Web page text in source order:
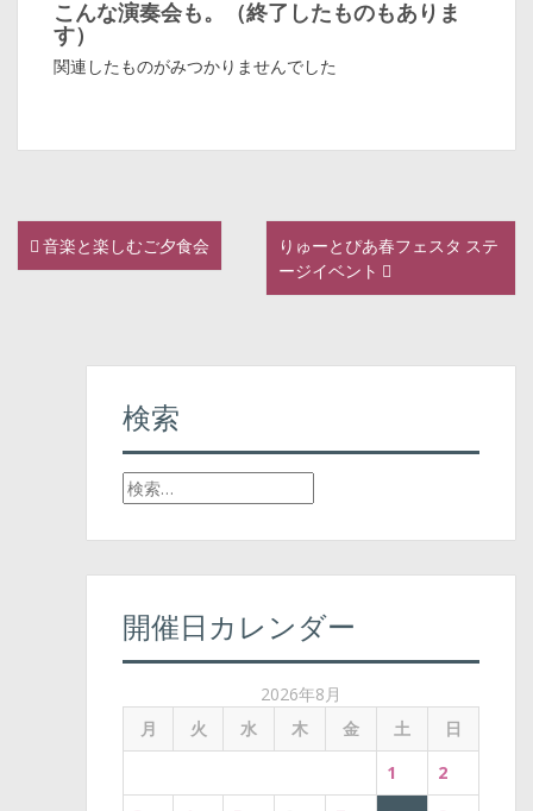
こんな演奏会も。（終了したものもありま
す）
関連したものがみつかりませんでした
P音楽と楽しむご夕食会
りゅーとぴあ春フェスタ ステ
ージイベント
検索
検
索
:
開催日カレンダー
2026年8月
月
火 水 木 金 土 日
1
2